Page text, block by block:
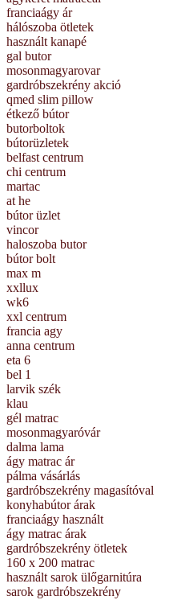
franciaágy ár
hálószoba ötletek
használt kanapé
gal butor
mosonmagyarovar
gardróbszekrény akció
qmed slim pillow
étkező bútor
butorboltok
bútorüzletek
belfast centrum
chi centrum
martac
at he
bútor üzlet
vincor
haloszoba butor
bútor bolt
max m
xxllux
wk6
xxl centrum
francia agy
anna centrum
eta 6
bel 1
larvik szék
klau
gél matrac
mosonmagyaróvár
dalma lama
ágy matrac ár
pálma vásárlás
gardróbszekrény magasítóval
konyhabútor árak
franciaágy használt
ágy matrac árak
gardróbszekrény ötletek
160 x 200 matrac
használt sarok ülőgarnitúra
sarok gardróbszekrény